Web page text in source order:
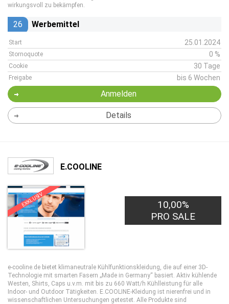
wirkungsvoll zu bekämpfen.
26 Werbemittel
Start 25.01.2024
Stornoquote 0 %
Cookie 30 Tage
Freigabe bis 6 Wochen
Anmelden
Details
E.COOLINE
EXKLUSIV
10,00%
PRO SALE
e-cooline.de bietet klimaneutrale Kühlfunktionskleidung, die auf einer 3D-
Technologie mit smarten Fasern „Made in Germany“ basiert. Aktiv kühlende
Westen, Shirts, Caps u.v.m. mit bis zu 660 Watt/h Kühlleistung für alle
Indoor- und Outdoor Tätigkeiten. E.COOLINE-Kleidung ist nierenfrei und in
wissenschaftlichen Untersuchungen getestet. Alle Produkte sind